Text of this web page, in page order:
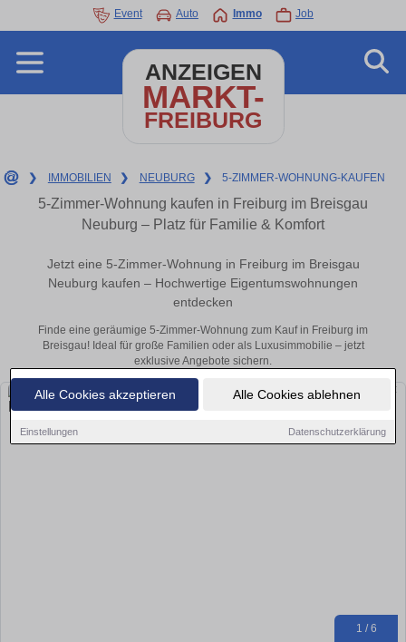
Alle Cookies akzeptieren Alle Cookies ablehnen
Einstellungen Datenschutzerklärung
Event Auto Immo Job
ANZEIGEN
MARKT-
FREIBURG
❯ IMMOBILIEN ❯ NEUBURG ❯ 5-ZIMMER-WOHNUNG-KAUFEN
5-Zimmer-Wohnung kaufen in Freiburg im Breisgau
Neuburg – Platz für Familie & Komfort
Jetzt eine 5-Zimmer-Wohnung in Freiburg im Breisgau
Neuburg kaufen – Hochwertige Eigentumswohnungen
entdecken
Finde eine geräumige 5-Zimmer-Wohnung zum Kauf in Freiburg im
Breisgau! Ideal für große Familien oder als Luxusimmobilie – jetzt
exklusive Angebote sichern.
1 / 6